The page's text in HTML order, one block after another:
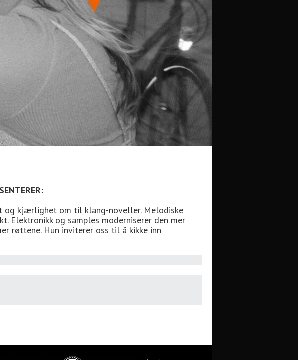
og kjærlighet om til klang-noveller. Melodiske
Elektronikk og samples moderniserer den mer
røttene. Hun inviterer oss til å kikke inn